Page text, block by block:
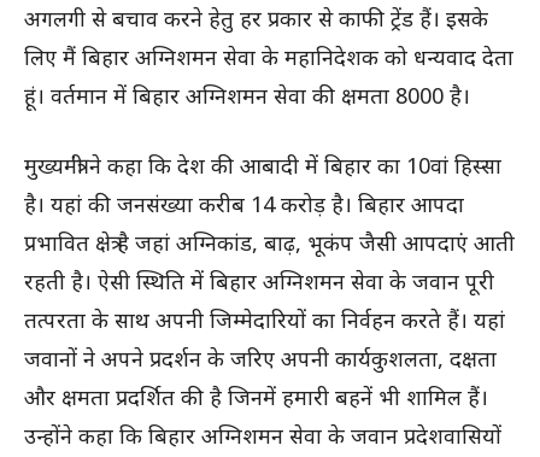
अगलगी से बचाव करने हेतु हर प्रकार से काफी ट्रेंड हैं। इसके
लिए मैं बिहार अग्निशमन सेवा के महानिदेशक को धन्यवाद देता
हूं। वर्तमान में बिहार अग्निशमन सेवा की क्षमता 8000 है।
मुख्यमंत्री ने कहा कि देश की आबादी में बिहार का 10वां हिस्सा
है। यहां की जनसंख्या करीब 14 करोड़ है। बिहार आपदा
प्रभावित क्षेत्र है जहां अग्निकांड, बाढ़, भूकंप जैसी आपदाएं आती
रहती है। ऐसी स्थिति में बिहार अग्निशमन सेवा के जवान पूरी
तत्परता के साथ अपनी जिम्मेदारियों का निर्वहन करते हैं। यहां
जवानों ने अपने प्रदर्शन के जरिए अपनी कार्यकुशलता, दक्षता
और क्षमता प्रदर्शित की है जिनमें हमारी बहनें भी शामिल हैं।
उन्होंने कहा कि बिहार अग्निशमन सेवा के जवान प्रदेशवासियों